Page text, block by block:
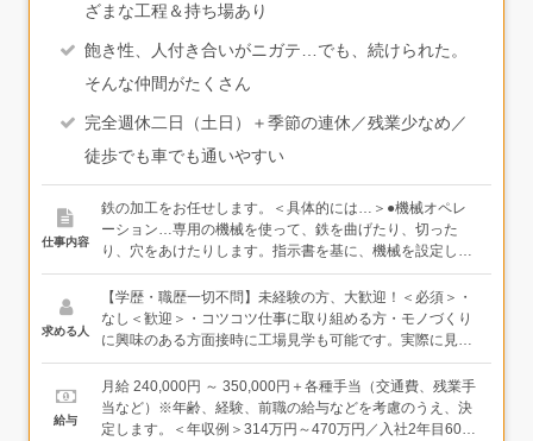
ざまな工程＆持ち場あり
飽き性、人付き合いがニガテ…でも、続けられた。
そんな仲間がたくさん
完全週休二日（土日）＋季節の連休／残業少なめ／
徒歩でも車でも通いやすい
仕事内容
鉄の加工をお任せします。＜具体的には…＞●機械オペレ
ーション…専用の機械を使って、鉄を曲げたり、切った
り、穴をあけたりします。指示書を基に、機械を設定し
て、ボタンを押して加工を行います。●組み立て●溶接●塗
装 など希望や適性に応じて、いずれかの持ち場で作業を
します。たとえば、「パソコン操作がニガテ」という方
は、手作業の工程（組み立てや塗装）や溶接作業をお任せ
後は…＞工場の各工程を一通り経験したうえで、メイン担
当業務を決定します。また、仕事で必要な資格や免許の費
用は、すべて会社負担で取得ができます。クレーン・玉掛
求める人
【学歴・職歴一切不問】未経験の方、大歓迎！＜必須＞・
なし＜歓迎＞・コツコツ仕事に取り組める方・モノづくり
に興味のある方面接時に工場見学も可能です。実際に見
て、判断していただいて大丈夫です。少しでも興味を持っ
てくれた方、まずは会社に来てみませんか？
給与
月給 240,000円 ～ 350,000円＋各種手当（交通費、残業手
当など）※年齢、経験、前職の給与などを考慮のうえ、決
定します。＜年収例＞314万円～470万円／入社2年目600